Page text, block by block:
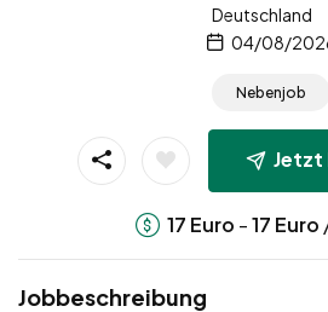
Deutschland
04/08/
Nebenjob
Jetzt
17 Euro -17 Euro
Jobbeschreibung